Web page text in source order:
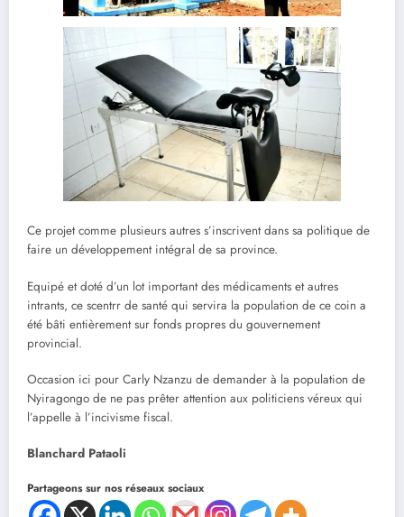
Ce projet comme plusieurs autres s’inscrivent dans sa politique de
faire un développement intégral de sa province.
Equipé et doté d’un lot important des médicaments et autres
intrants, ce scentrr de santé qui servira la population de ce coin a
été bâti entièrement sur fonds propres du gouvernement
provincial.
Occasion ici pour Carly Nzanzu de demander à la population de
Nyiragongo de ne pas prêter attention aux politiciens véreux qui
l’appelle à l’incivisme fiscal.
Blanchard Pataoli
Partageons sur nos réseaux sociaux